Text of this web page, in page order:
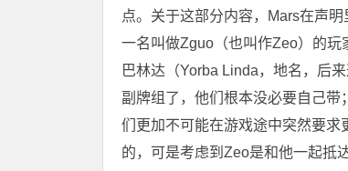
点。关于这部分内容，Mars在声
一名叫做Zguo（也叫作Zeo）的
巴林达（Yorba Linda，地名，后
副牌组了，他们根本没必要自己
们更加不可能在游戏途中突然要
的，可是考虑到Zeo是和他一起抵